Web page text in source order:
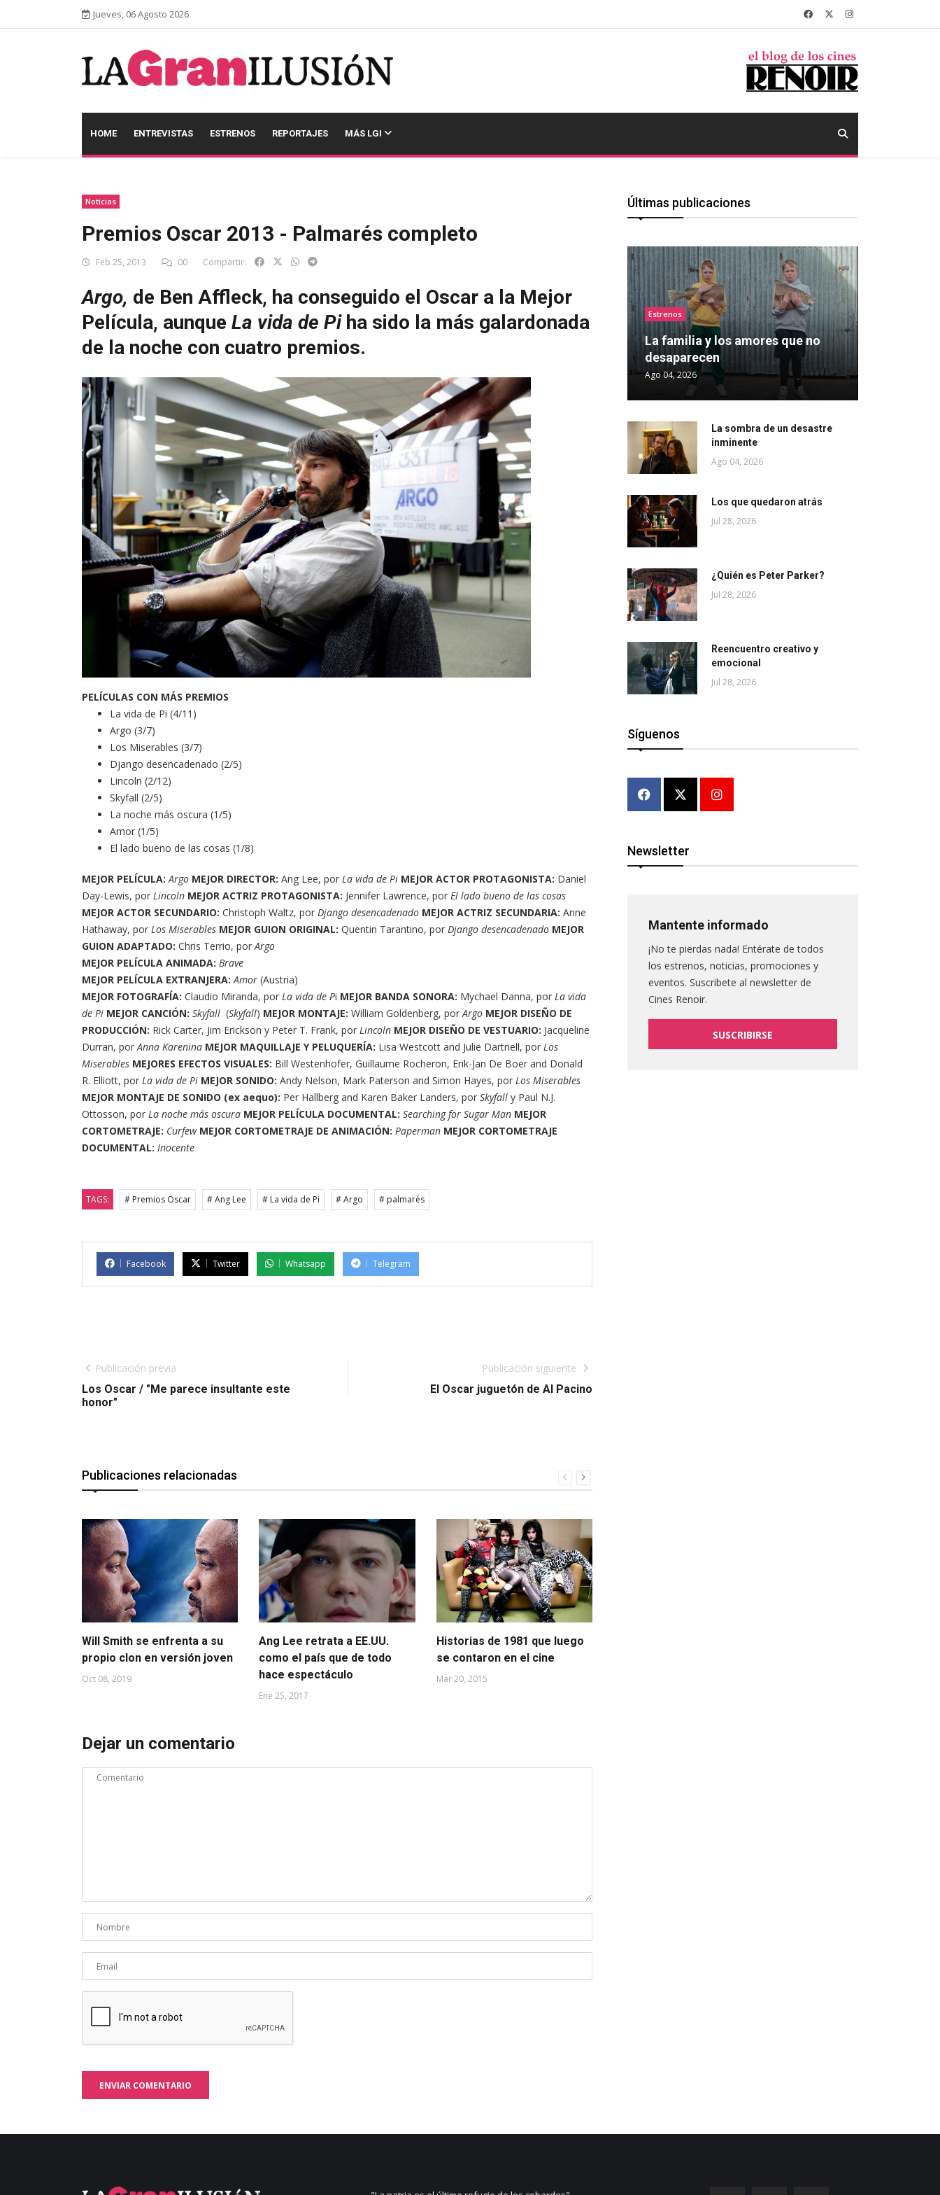
Jueves, 06 Agosto 2026
HOME ENTREVISTAS ESTRENOS REPORTAJES MÁS LGI
Noticias
Premios Oscar 2013 - Palmarés completo
Feb 25, 2013 00 Compartir:
Argo, de Ben Affleck, ha conseguido el Oscar a la Mejor
Película, aunque La vida de Piha sido la más galardonada
de la noche con cuatro premios.
PELÍCULAS CON MÁS PREMIOS
La vida de Pi (4/11)
Argo (3/7)
Los Miserables (3/7)
Django desencadenado (2/5)
Lincoln (2/12)
Skyfall (2/5)
La noche más oscura (1/5)
Amor (1/5)
El lado bueno de las cosas (1/8)
MEJOR PELÍCULA: Argo MEJOR DIRECTOR: Ang Lee, por La vida de Pi MEJOR ACTOR PROTAGONISTA: Daniel
Day-Lewis, por Lincoln MEJOR ACTRIZ PROTAGONISTA: Jennifer Lawrence, por El lado bueno de las cosas
MEJOR ACTOR SECUNDARIO: Christoph Waltz, por Django desencadenado MEJOR ACTRIZ SECUNDARIA: Anne
Hathaway, por Los Miserables MEJOR GUION ORIGINAL: Quentin Tarantino, por Django desencadenado MEJOR
GUION ADAPTADO: Chris Terrio, por Argo
MEJOR PELÍCULA ANIMADA: Brave
MEJOR PELÍCULA EXTRANJERA: Amor (Austria)
MEJOR FOTOGRAFÍA: Claudio Miranda, por La vida de Pi MEJOR BANDA SONORA: Mychael Danna, por La vida
de Pi MEJOR CANCIÓN: Skyfall (Skyfall) MEJOR MONTAJE: William Goldenberg, por Argo MEJOR DISEÑO DE
PRODUCCIÓN: Rick Carter, Jim Erickson y Peter T. Frank, por Lincoln MEJOR DISEÑO DE VESTUARIO: Jacqueline
Durran, por Anna Karenina MEJOR MAQUILLAJE Y PELUQUERÍA: Lisa Westcott and Julie Dartnell, por Los
Miserables MEJORES EFECTOS VISUALES: Bill Westenhofer, Guillaume Rocheron, Erik-Jan De Boer and Donald
R. Elliott, por La vida de Pi MEJOR SONIDO: Andy Nelson, Mark Paterson and Simon Hayes, por Los Miserables
MEJOR MONTAJE DE SONIDO (ex aequo): Per Hallberg and Karen Baker Landers, por Skyfall y Paul N.J.
Ottosson, por La noche más oscura MEJOR PELÍCULA DOCUMENTAL: Searching for Sugar Man MEJOR
CORTOMETRAJE: Curfew MEJOR CORTOMETRAJE DE ANIMACIÓN: Paperman MEJOR CORTOMETRAJE
DOCUMENTAL: Inocente
TAGS: # Premios Oscar # Ang Lee # La vida de Pi # Argo # palmarés
Facebook Twitter Whatsapp Telegram
Publicación previa
Los Oscar / "Me parece insultante este
honor"
Publicación siguiente
El Oscar juguetón de Al Pacino
Publicaciones relacionadas
Will Smith se enfrenta a su
propio clon en versión joven
Oct 08, 2019
Ang Lee retrata a EE.UU.
como el país que de todo
hace espectáculo
Ene 25, 2017
Historias de 1981 que luego
se contaron en el cine
Mar 20, 2015
Dejar un comentario
ENVIAR COMENTARIO
Últimas publicaciones
Estrenos
La familia y los amores que no
desaparecen
Ago 04, 2026
La sombra de un desastre
inminente
Ago 04, 2026
Los que quedaron atrás
Jul 28, 2026
¿Quién es Peter Parker?
Jul 28, 2026
Reencuentro creativo y
emocional
Jul 28, 2026
Síguenos
Newsletter
Mantente informado
¡No te pierdas nada! Entérate de todos
los estrenos, noticias, promociones y
eventos. Suscribete al newsletter de
Cines Renoir.
SUSCRIBIRSE